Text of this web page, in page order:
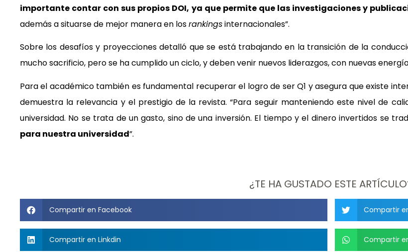
importante contar con sus propios DOI, ya que permite que las investigaciones y
además a situarse de mejor manera en losrankingsinternacionales”.
Sobre los desafíos y proyecciones detalló que se está trabajando en la transición de la
mucho sacrificio, pero se ha cumplido un ciclo, y deben venir nuevos liderazgos, con nuevas
Para el académico también es fundamental recuperar el logro de ser Q1 y asegura que existe
demuestra la relevancia y el prestigio de la revista. “Para seguir manteniendo este nivel de
universidad. No se trata de un gasto, sino de una inversión. El tiempo y el dinero invertidos se
para nuestra universidad”.
¿TE HA GUSTADO ESTE
Compartir en Facebook Compartir
Compartir en Linkdin Compartir